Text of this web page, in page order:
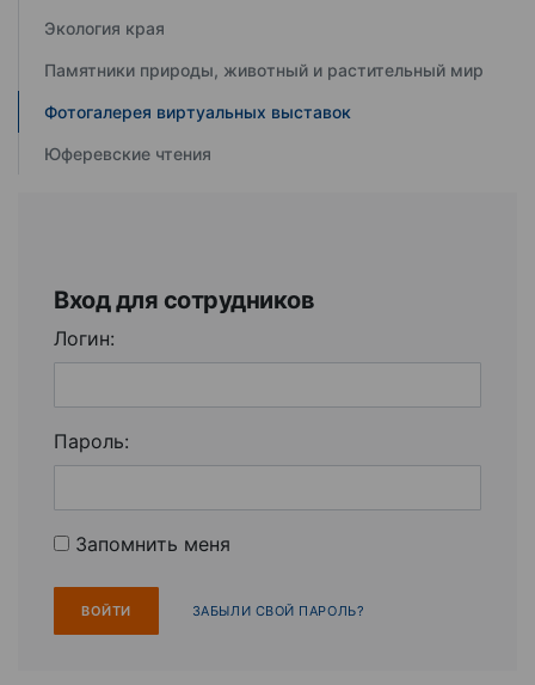
Экология края
Памятники природы, животный и растительный мир
Фотогалерея виртуальных выставок
Юферевские чтения
Вход для сотрудников
Логин:
Пароль:
Запомнить меня
ЗАБЫЛИ СВОЙ ПАРОЛЬ?